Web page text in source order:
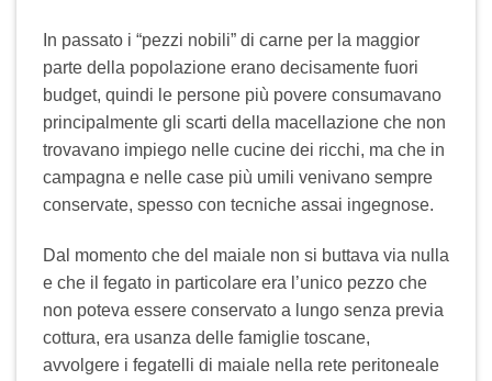
In passato i “pezzi nobili” di carne per la maggior
parte della popolazione erano decisamente fuori
budget, quindi le persone più povere consumavano
principalmente gli scarti della macellazione che non
trovavano impiego nelle cucine dei ricchi, ma che in
campagna e nelle case più umili venivano sempre
conservate, spesso con tecniche assai ingegnose.
Dal momento che del maiale non si buttava via nulla
e che il fegato in particolare era l’unico pezzo che
non poteva essere conservato a lungo senza previa
cottura, era usanza delle famiglie toscane,
avvolgere i fegatelli di maiale nella rete peritoneale